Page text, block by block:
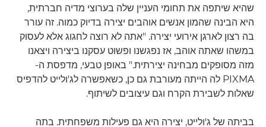
שהיא שיתפה את תחומי העניין שלה בערוצי מדיה חברתית,
היא הבינה שהמון אנשים אוהבים יצירה בדיוק כמוה. זה עורר
בה רצון לארגן אירועי יצירה. "אתה לא רוצה לחגוג אלא לעסוק
במשהו שאתה אוהב, אז נפגשנו ופשוט עסקנו ביצירה ויצאנו
מזה מסופקים מבחינה יצירתית." באופן טבעי, מדפסת ה-
PIXMA לה הייתה מעורבת גם כן, כשאפשרה לג'ולייט להדפיס
שאלות לשבירת הקרח וגם עיצובים לשיתוף.
בביתה של ג'ולייט, יצירה היא גם פעילות משפחתית. בתה